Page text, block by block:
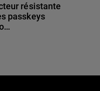
résistante
passkeys